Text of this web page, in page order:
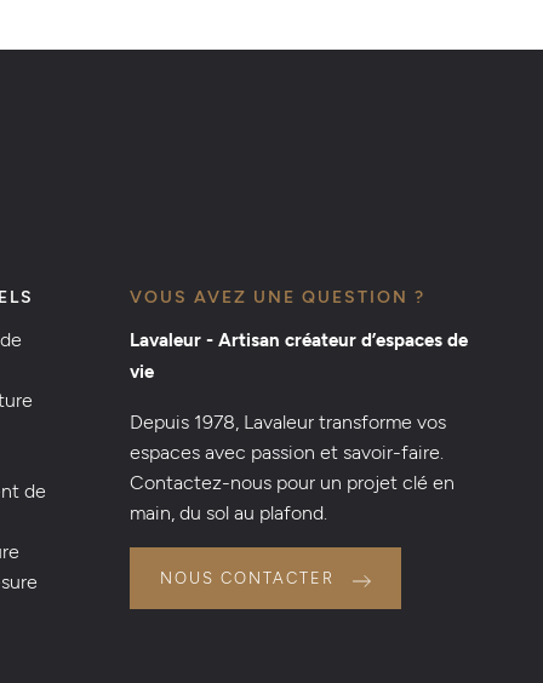
de
VOUS AVEZ UNE QUESTION ?
Lavaleur - Artisan créateur d’espaces de
vie
Depuis 1978, Lavaleur transforme vos
espaces avec passion et savoir-faire.
Contactez-nous pour un projet clé en
main, du sol au plafond.
NOUS CONTACTER